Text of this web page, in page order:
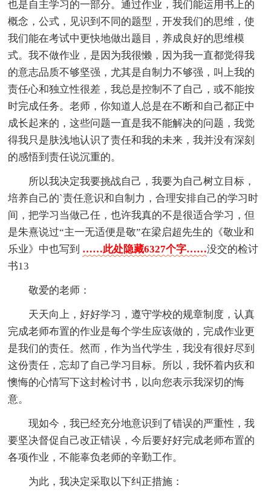
也是自主学习的一部分。通过作业，我们能运用书上的
概念，公式，见识到不同的题型，开发我们的思维，使
我们能在考试中更快地做出题目，养成良好的思维模
式。我不做作业，是因为我很懒，因为我一直都觉得我
的意志品质不够坚强，尤其是自制力不够强，叫上我的
责任心和独立性很差，我总是控制不了自己，或不能按
时完成任务。老师，你知道人总是在不断和自己都正中
成长起来的，这些问题一直是我不能解决的问题，我觉
得我只是肤浅地认识了责任和我的未来，我并没有深刻
的感悟到责任说沉重的。
所以我决定我要挑战自己，我要为自己树立目标，
培养自己的`责任意识和自制力，合理安排自己的学习时
间，把学习当做己任，也许我真的不是很适合学习，但
是朱熹说过“主一无适便是敬”在梁启超先生的《敬业和
乐业》中也写到 ……此处隐藏6327个字……没交的检讨
书13
敬爱的老师：
天天向上，好好学习，遵守学校的规章制度，认真
完成老师布置的作业是每个学生应该做的，完成作业更
是我们的责任。然而，作为当代学生，我没有很好尽到
这份责任，忘却了自己学习目标。所以，我怀着内疚和
懊悔的心情写下这封检讨书，以向您表示我深切的悔
意。
现如今，我已经充分地意识到了错误的严重性，我
要坚决督促自己改正错误，今后要好好完成老师布置的
各项作业，不能辜负老师的辛勤工作。
为此，我决定采取以下纠正措施：